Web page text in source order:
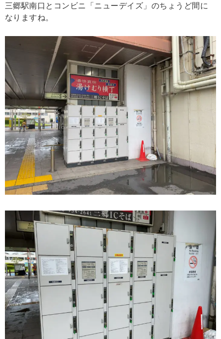
三郷駅南口とコンビニ「ニューデイズ」のちょうど間に
なりますね。